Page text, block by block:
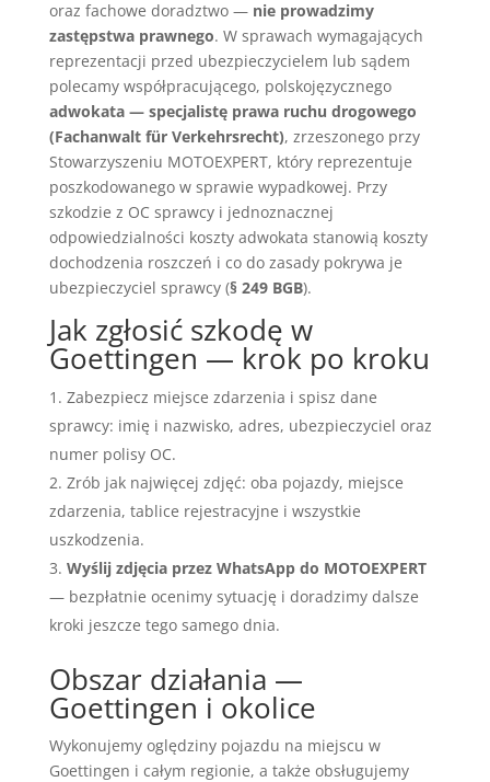
oraz fachowe doradztwo — nie prowadzimy
zastępstwa prawnego. W sprawach wymagających
reprezentacji przed ubezpieczycielem lub sądem
polecamy współpracującego, polskojęzycznego
adwokata — specjalistę prawa ruchu drogowego
(Fachanwalt für Verkehrsrecht), zrzeszonego przy
Stowarzyszeniu MOTOEXPERT, który reprezentuje
poszkodowanego w sprawie wypadkowej. Przy
szkodzie z OC sprawcy i jednoznacznej
odpowiedzialności koszty adwokata stanowią koszty
dochodzenia roszczeń i co do zasady pokrywa je
ubezpieczyciel sprawcy (§ 249 BGB).
Jak zgłosić szkodę w
Goettingen — krok po kroku
Zabezpiecz miejsce zdarzenia i spisz dane
sprawcy: imię i nazwisko, adres, ubezpieczyciel oraz
numer polisy OC.
Zrób jak najwięcej zdjęć: oba pojazdy, miejsce
zdarzenia, tablice rejestracyjne i wszystkie
uszkodzenia.
Wyślij zdjęcia przez WhatsApp do MOTOEXPERT
— bezpłatnie ocenimy sytuację i doradzimy dalsze
kroki jeszcze tego samego dnia.
Obszar działania —
Goettingen i okolice
Wykonujemy oględziny pojazdu na miejscu w
Goettingen i całym regionie, a także obsługujemy